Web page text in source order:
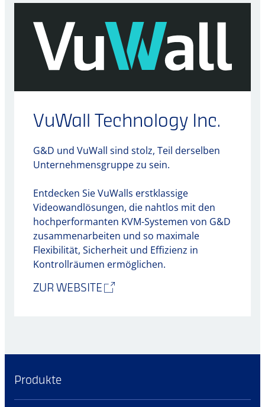
VuWall Technology Inc.
G&D und VuWall sind stolz, Teil derselben
Unternehmensgruppe zu sein.
Entdecken Sie VuWalls erstklassige
Videowandlösungen, die nahtlos mit den
hochperformanten KVM-Systemen von G&D
zusammenarbeiten und so maximale
Flexibilität, Sicherheit und Effizienz in
Kontrollräumen ermöglichen.
ZUR WEBSITE
Produkte